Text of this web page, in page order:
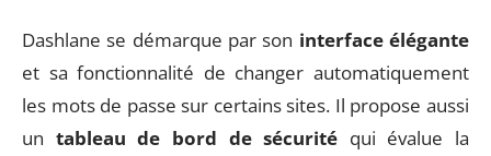
Dashlane se démarque par son interface élégante
et sa fonctionnalité de changer automatiquement
les mots de passe sur certains sites. Il propose aussi
un tableau de bord de sécurité qui évalue la